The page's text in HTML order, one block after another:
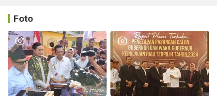
Foto